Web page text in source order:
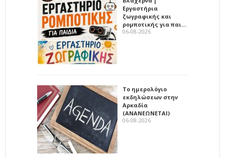
Εργαστήρια
ζωγραφικής και
ρομποτικής για παι…
06-08-2026
Το ημερολόγιο
εκδηλώσεων στην
Αρκαδία
(ΑΝΑΝΕΩΝΕΤΑΙ)
06-08-2026